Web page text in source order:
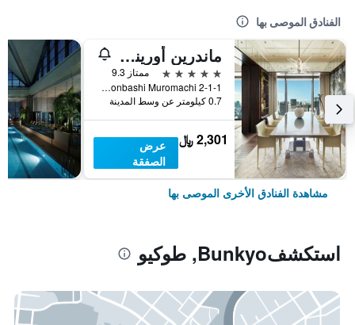
الفنادق الموصى بها
ماندرين أورينتال، طوكيو
5 نجوم
ممتاز 9.3
2-1-1 Nihonbashi Muromachi, طوكيو, اليابان
0.7 كيلومتر عن وسط المدينة
2,301 ﷼
عرض
الصفقة
مشاهدة الفنادق الأخرى الموصى بها
استكشفBunkyo, طوكيو